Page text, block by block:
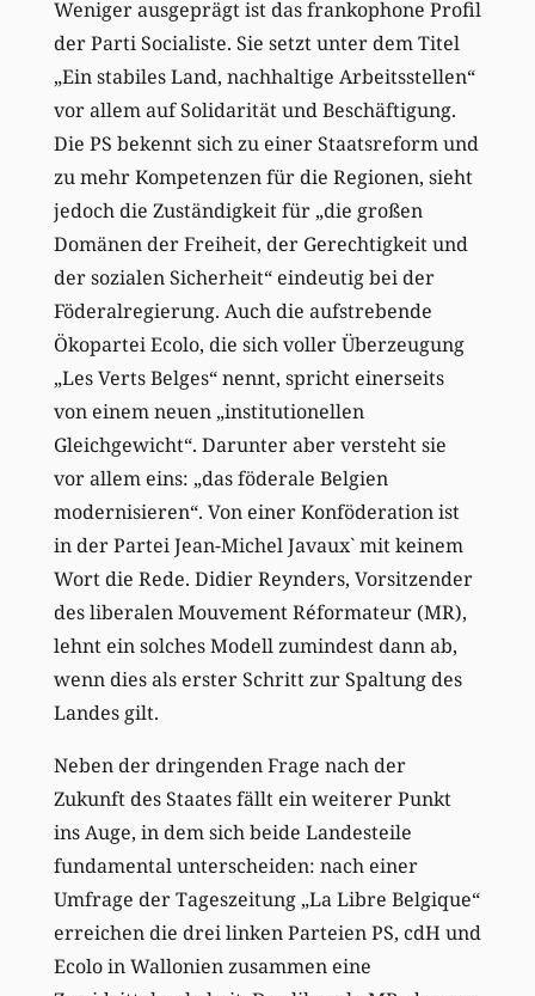
Weniger ausgeprägt ist das frankophone Profil
der Parti Socialiste. Sie setzt unter dem Titel
„Ein stabiles Land, nachhaltige Arbeitsstellen“
vor allem auf Solidarität und Beschäftigung.
Die PS bekennt sich zu einer Staatsreform und
zu mehr Kompetenzen für die Regionen, sieht
jedoch die Zuständigkeit für „die großen
Domänen der Freiheit, der Gerechtigkeit und
der sozialen Sicherheit“ eindeutig bei der
Föderalregierung. Auch die aufstrebende
Ökopartei Ecolo, die sich voller Überzeugung
„Les Verts Belges“ nennt, spricht einerseits
von einem neuen „institutionellen
Gleichgewicht“. Darunter aber versteht sie
vor allem eins: „das föderale Belgien
modernisieren“. Von einer Konföderation ist
in der Partei Jean-Michel Javaux` mit keinem
Wort die Rede. Didier Reynders, Vorsitzender
des liberalen Mouvement Réformateur (MR),
lehnt ein solches Modell zumindest dann ab,
wenn dies als erster Schritt zur Spaltung des
Landes gilt.
Neben der dringenden Frage nach der
Zukunft des Staates fällt ein weiterer Punkt
ins Auge, in dem sich beide Landesteile
fundamental unterscheiden: nach einer
Umfrage der Tageszeitung „La Libre Belgique“
erreichen die drei linken Parteien PS, cdH und
Ecolo in Wallonien zusammen eine